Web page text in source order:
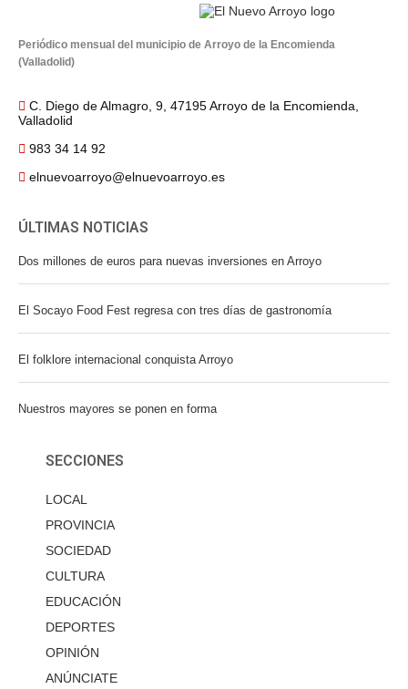
Periódico mensual del municipio de Arroyo de la Encomienda
(Valladolid)
C. Diego de Almagro, 9, 47195 Arroyo de la Encomienda,
Valladolid
983 34 14 92
elnuevoarroyo@elnuevoarroyo.es
ÚLTIMAS NOTICIAS
Dos millones de euros para nuevas inversiones en Arroyo
El Socayo Food Fest regresa con tres días de gastronomía
El folklore internacional conquista Arroyo
Nuestros mayores se ponen en forma
SECCIONES
LOCAL
PROVINCIA
SOCIEDAD
CULTURA
EDUCACIÓN
DEPORTES
OPINIÓN
ANÚNCIATE